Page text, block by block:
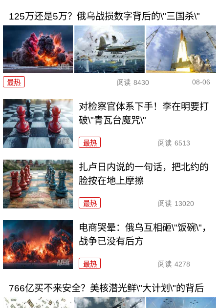
125万还是5万？俄乌战损数字背后的\"三国杀\"
最热 阅读 8430 08-06
对检察官体系下手！李在明要打
破\"青瓦台魔咒\"
最热 阅读 6513
扎卢日内说的一句话，把北约的
脸按在地上摩擦
最热 阅读 13020
电商哭晕：俄乌互相砸\"饭碗\"，
战争已没有后方
最热 阅读 4278
766亿买不来安全？美核潜光鲜\"大计划\"的背后